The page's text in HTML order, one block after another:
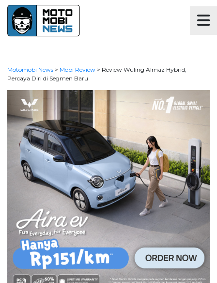
Motomobi News > Mobi Review > Review Wuling Almaz Hybrid,
Percaya Diri di Segmen Baru